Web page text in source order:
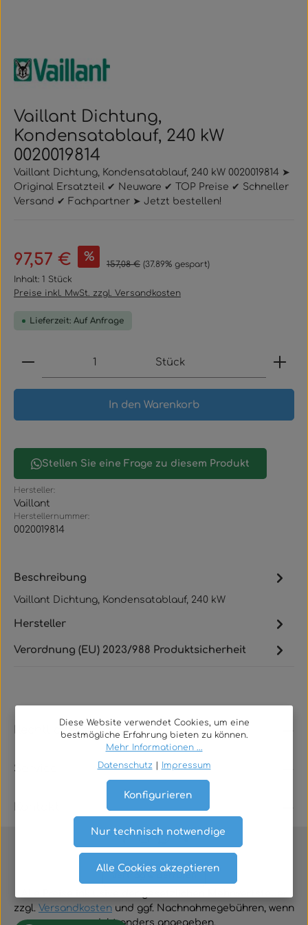
Vaillant Dichtung,
Kondensatablauf, 240 kW
0020019814
Vaillant Dichtung, Kondensatablauf, 240 kW 0020019814 ➤
Original Ersatzteil ✔ Neuware ✔ TOP Preise ✔ Schneller
Versand ✔ Fachpartner ➤ Jetzt bestellen!
Verkaufspreis:
97,57 € % Regulärer Preis:
157,08 € (37.89% gespart)
Inhalt: 1 Stück
Preise inkl. MwSt. zzgl. Versandkosten
Lieferzeit: Auf Anfrage
Produkt Anzahl: Gib den gewünschten Wert
Stück
In den Warenkorb
Stellen Sie eine Frage zu diesem Produkt
Hersteller:
Vaillant
Herstellernummer:
0020019814
Beschreibung
Vaillant Dichtung, Kondensatablauf, 240 kW
Hersteller
Verordnung (EU) 2023/988 Produktsicherheit
Rechtliches
Service
Vertrag widerrufen
zzgl. Versandkosten und ggf. Nachnahmegebühren, wenn
nicht anders angegeben.
Diese Website verwendet Cookies, um eine
bestmögliche Erfahrung bieten zu können.
Mehr Informationen ...
Datenschutz | Impressum
Nur technisch notwendige
Konfigurieren
Alle Cookies akzeptieren